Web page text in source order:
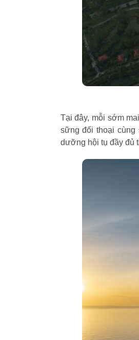
Tại đây, mỗi sớm
sững đối thoại cùng
dưỡng hội tụ đầy đủ